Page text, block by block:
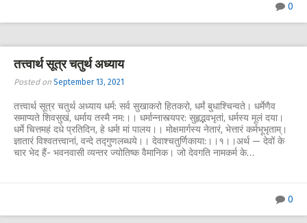
0
तत्त्वार्थ सूत्र चतुर्थ अध्याय
Posted on September 13, 2021
तत्त्वार्थ सूत्र चतुर्थ अध्याय धर्म: सर्व सुखाकरो हितकरो, धर्मं बुधाश्चिन्वते। धर्मेणैव
समाप्यते शिवसुखं, धर्माय तस्मै नम:।। धर्मान्नास्त्यपर: सुहृद्भवभृतां, धर्मस्य मूलं दया।
धर्मे चित्तमहं दधे प्रतिदिन, हे धर्म! मां पालय।। मोक्षमार्गस्य नेतारं, भेत्तारं कर्मभूभृताम्।
ज्ञातारं विश्वतत्त्वानां, वन्दे तद्गुणलब्धये।। देवाश्चतुर्णिकाया:।।१।।अर्थ — देवों के
चार भेद हैं- भवनवासी व्यन्तर ज्योतिष्क वैमानिक। जो देवगति नामकर्म के…
0